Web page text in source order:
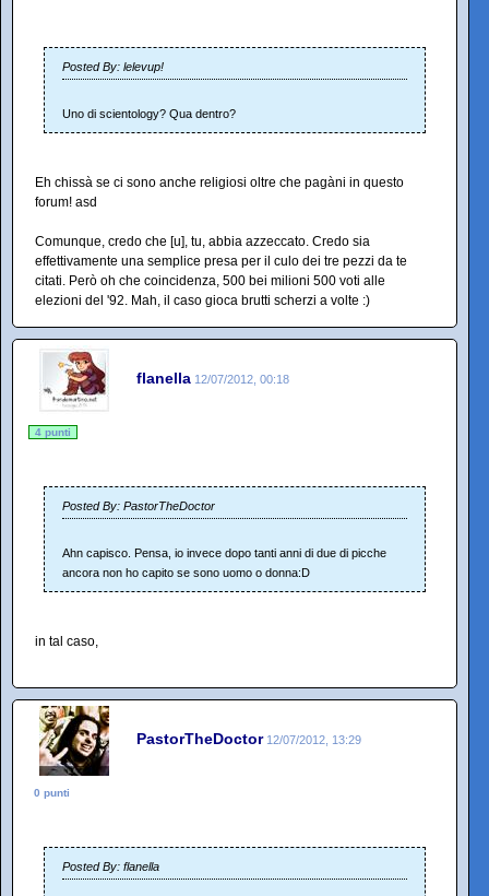
Posted By: lelevup!
Uno di scientology? Qua dentro?
Eh chissà se ci sono anche religiosi oltre che pagàni in questo
forum! asd
Comunque, credo che [u], tu, abbia azzeccato. Credo sia
effettivamente una semplice presa per il culo dei tre pezzi da te
citati. Però oh che coincidenza, 500 bei milioni 500 voti alle
elezioni del '92. Mah, il caso gioca brutti scherzi a volte :)
flanella 12/07/2012, 00:18
4 punti
Posted By: PastorTheDoctor
Ahn capisco. Pensa, io invece dopo tanti anni di due di picche
ancora non ho capito se sono uomo o donna:D
in tal caso,
PastorTheDoctor 12/07/2012, 13:29
0 punti
Posted By: flanella